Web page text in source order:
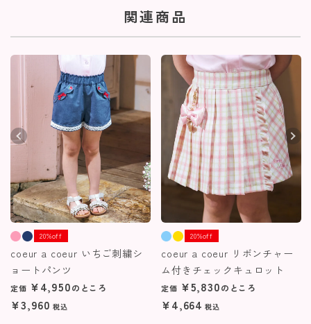
関連商品
20%off
coeur a coeur いちご刺繍シ
ョートパンツ
定価 ¥4,950のところ
¥3,960 税込
20%off
coeur a coeur リボンチャー
ム付きチェックキュロット
定価 ¥5,830のところ
¥4,664 税込